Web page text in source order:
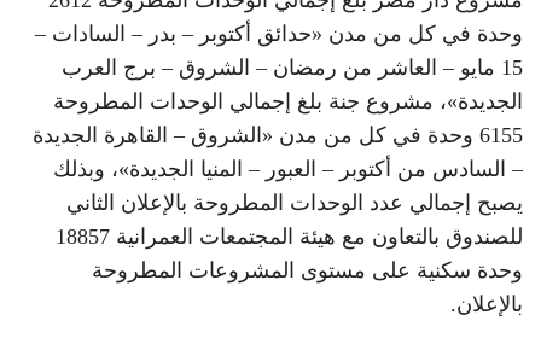
وحدة في كل من مدن «حدائق أكتوبر – بدر – السادات –
15 مايو – العاشر من رمضان – الشروق – برج العرب
الجديدة»، مشروع جنة بلغ إجمالي الوحدات المطروحة
6155 وحدة في كل من مدن «الشروق – القاهرة الجديدة
– السادس من أكتوبر – العبور – المنيا الجديدة»، وبذلك
يصبح إجمالي عدد الوحدات المطروحة بالإعلان الثاني
للصندوق بالتعاون مع هيئة المجتمعات العمرانية 18857
وحدة سكنية على مستوى المشروعات المطروحة
بالإعلان.